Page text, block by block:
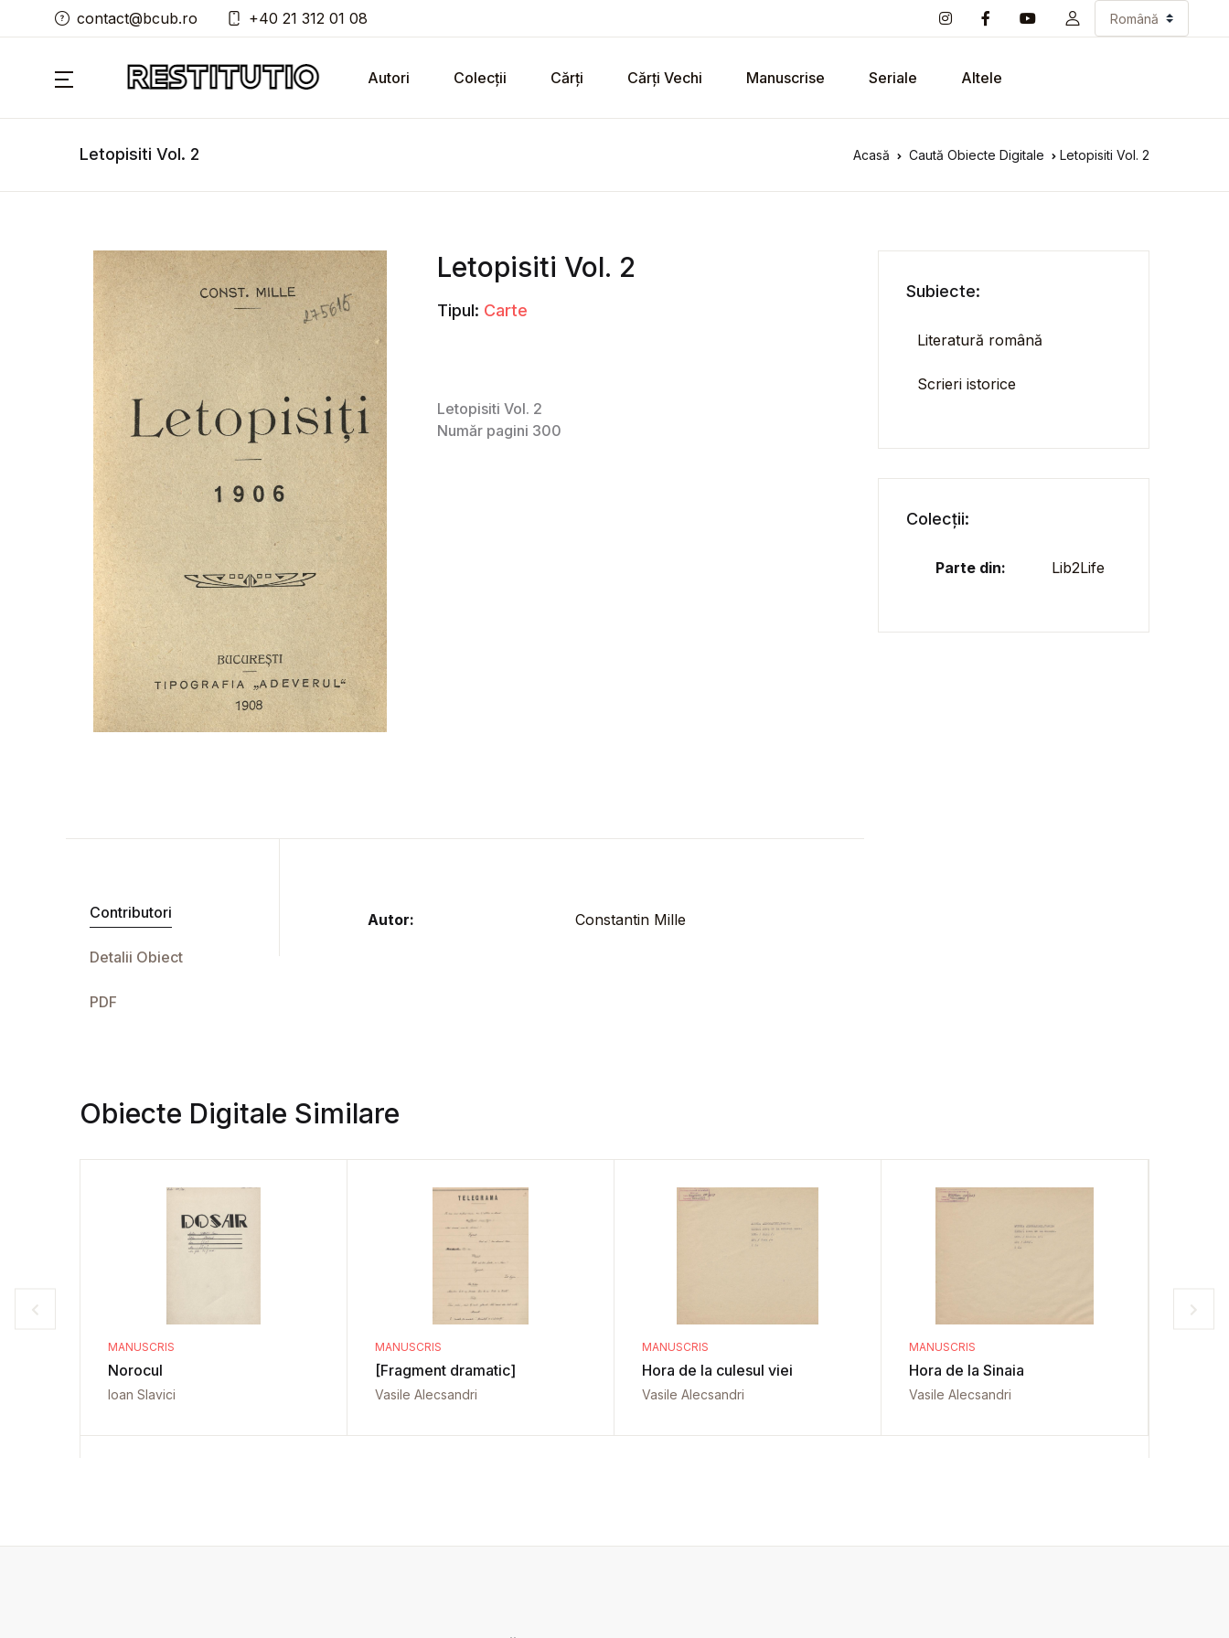
contact@bcub.ro +40 21 312 01 08
Autori Colecții Cărți Cărți Vechi Manuscrise Seriale Altele
Letopisiti Vol. 2 Acasă Caută Obiecte Digitale Letopisiti Vol. 2
Letopisiti Vol. 2
Tipul: Carte
Contributori
Detalii Obiect
PDF
Autor: Constantin Mille
Subiecte:
Literatură română
Scrieri istorice
Colecții:
Parte din: Lib2Life
Obiecte Digitale Similare
MANUSCRIS
Norocul
Ioan Slavici
MANUSCRIS
[Fragment dramatic]
Vasile Alecsandri
MANUSCRIS
Hora de la culesul viei
Vasile Alecsandri
MANUSCRIS
Hora de la Sinaia
Vasile Alecsandri